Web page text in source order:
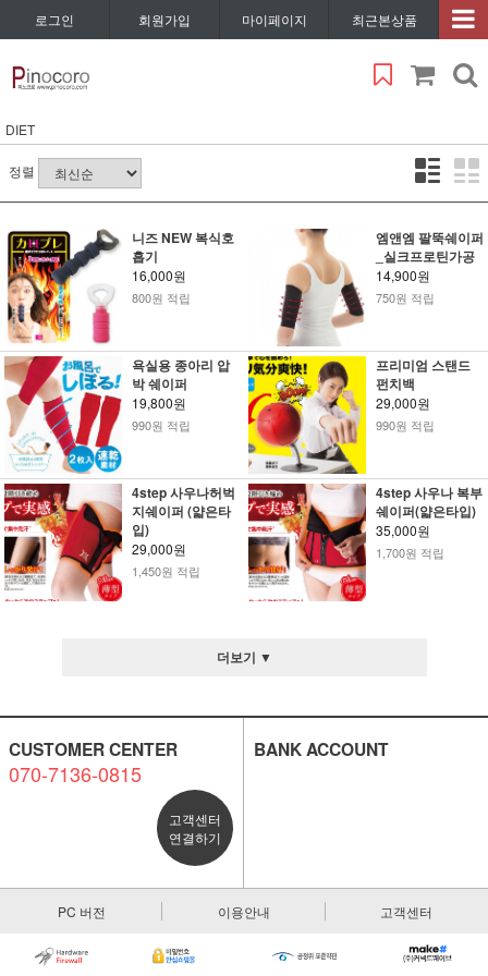
로그인 회원가입 마이페이지 최근본상품
DIET
정렬
니즈 NEW 복식호
흡기
16,000원
800원 적립
엠앤엠 팔뚝쉐이퍼
_실크프로틴가공
14,900원
750원 적립
욕실용 종아리 압
박 쉐이퍼
19,800원
990원 적립
프리미엄 스탠드
펀치백
29,000원
990원 적립
4step 사우나허벅
지쉐이퍼 (얇은타
입)
29,000원
1,450원 적립
4step 사우나 복부
쉐이퍼(얇은타입)
35,000원
1,700원 적립
더보기 ▼
CUSTOMER CENTER
070-7136-0815
고객센터
연결하기
BANK ACCOUNT
PC 버전 이용안내 고객센터